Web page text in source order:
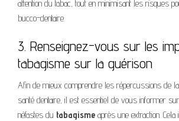
attention du tabac, tout en minimisant les risques
bucco-dentaire.
3. Renseignez-vous sur les
tabagisme sur la guérison
Afin de mieux comprendre les répercussions de
santé dentaire, il est essentiel de vous informer
néfastes du tabagisme après une extraction.